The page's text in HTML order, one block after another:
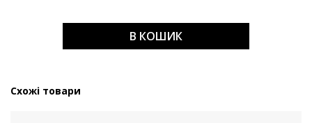
В КОШИК
Схожі товари